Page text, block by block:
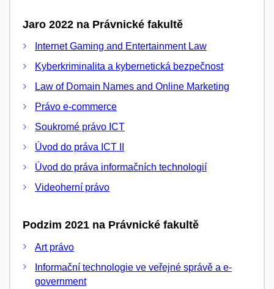
Jaro 2022 na Právnické fakultě
Internet Gaming and Entertainment Law
Kyberkriminalita a kybernetická bezpečnost
Law of Domain Names and Online Marketing
Právo e-commerce
Soukromé právo ICT
Úvod do práva ICT II
Úvod do práva informačních technologií
Videoherní právo
Podzim 2021 na Právnické fakultě
Art právo
Informační technologie ve veřejné správě a e-
government